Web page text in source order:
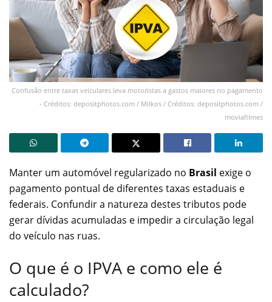
Confusão entre taxas veiculares leva motoristas a gastos maiores no pagamento
- Créditos: depositphotos.com / Milkos / Créditos: depositphotos.com /
moviafilmes
Manter um automóvel regularizado no Brasil exige o
pagamento pontual de diferentes taxas estaduais e
federais. Confundir a natureza destes tributos pode
gerar dívidas acumuladas e impedir a circulação legal
do veículo nas ruas.
O que é o IPVA e como ele é
calculado?